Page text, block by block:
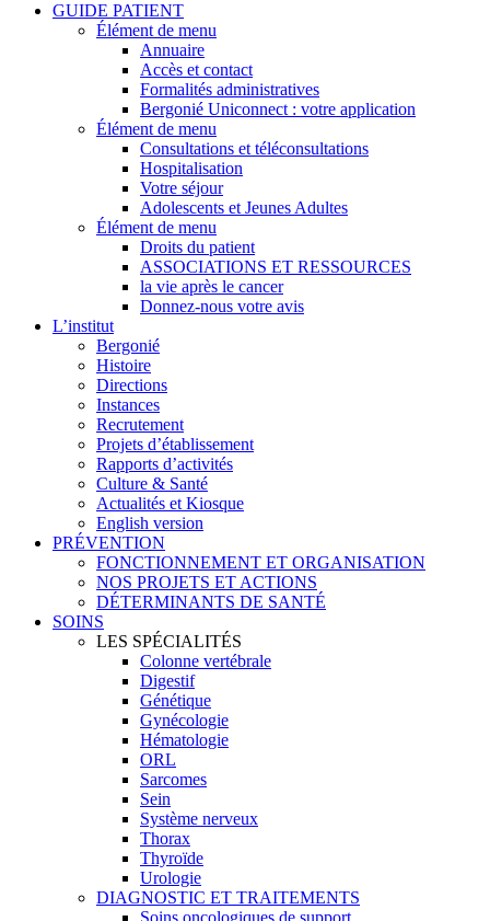
GUIDE PATIENT
Élément de menu
Annuaire
Accès et contact
Formalités administratives
Bergonié Uniconnect : votre application
Élément de menu
Consultations et téléconsultations
Hospitalisation
Votre séjour
Adolescents et Jeunes Adultes
Élément de menu
Droits du patient
ASSOCIATIONS ET RESSOURCES
la vie après le cancer
Donnez-nous votre avis
L’institut
Bergonié
Histoire
Directions
Instances
Recrutement
Projets d’établissement
Rapports d’activités
Culture & Santé
Actualités et Kiosque
English version
PRÉVENTION
FONCTIONNEMENT ET ORGANISATION
NOS PROJETS ET ACTIONS
DÉTERMINANTS DE SANTÉ
SOINS
LES SPÉCIALITÉS
Colonne vertébrale
Digestif
Génétique
Gynécologie
Hématologie
ORL
Sarcomes
Sein
Système nerveux
Thorax
Thyroïde
Urologie
DIAGNOSTIC ET TRAITEMENTS
Soins oncologiques de support